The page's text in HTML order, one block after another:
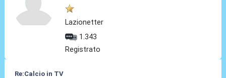
Lazionetter
1.343
Registrato
Re:Calcio in TV